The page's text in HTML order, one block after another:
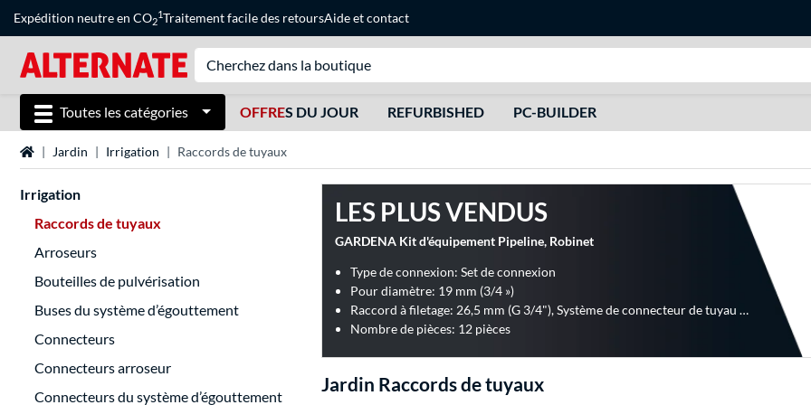
Expédition neutre en CO2
1Traitement facile des retoursAideetcontact
Toutes les catégories OFFRES DU JOUR REFURBISHED PC-BUILDER
Page d'accueil
Jardin Irrigation Raccords de tuyaux
Irrigation
Raccords de tuyaux
Arroseurs
Bouteilles de pulvérisation
Buses du système d’égouttement
Connecteurs
Connecteurs arroseur
Connecteurs du système d’égouttement
LES PLUS VENDUS
GARDENA Kit d'équipement Pipeline, Robinet
Type de connexion: Set de connexion
Pour diamètre: 19 mm (3/4 »)
Raccord à filetage: 26,5 mm (G 3/4"), Système de connecteur de tuyau GARDENA
Nombre de pièces: 12 pièces
Jardin Raccords de tuyaux